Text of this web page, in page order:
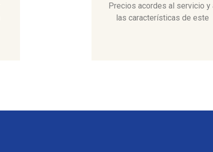
Precios acordes al servicio y
las características de este